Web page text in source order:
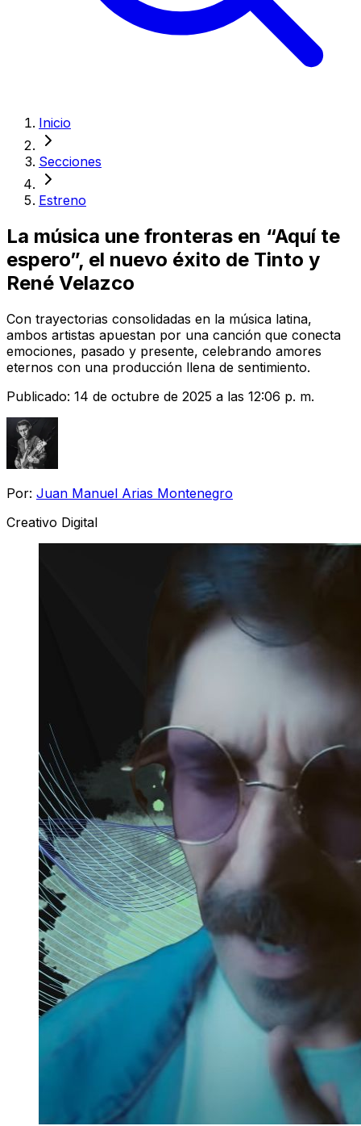
Inicio
Secciones
Estreno
La música une fronteras en “Aquí te
espero”, el nuevo éxito de Tinto y
René Velazco
Con trayectorias consolidadas en la música latina,
ambos artistas apuestan por una canción que conecta
emociones, pasado y presente, celebrando amores
eternos con una producción llena de sentimiento.
Publicado: 14 de octubre de 2025 a las 12:06 p. m.
Por: Juan Manuel Arias Montenegro
Creativo Digital